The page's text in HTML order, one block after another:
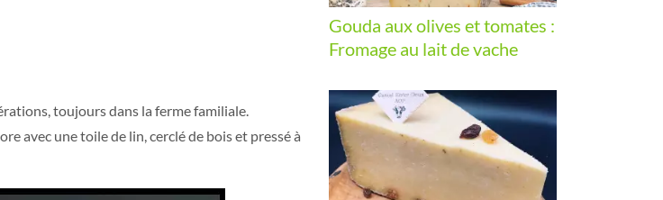
toujours dans la ferme familiale.
avec une toile de lin, cerclé de bois et pressé à
Gouda aux olives et tomates :
Fromage au lait de vache